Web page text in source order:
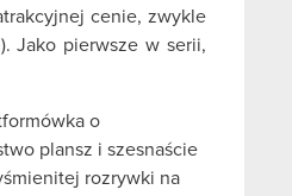
cenie, zwykle
Jako pierwsze w serii,
o
plansz i szesnaście
rozrywki na